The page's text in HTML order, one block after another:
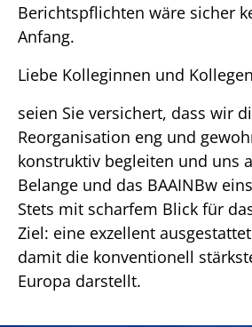
Berichtspflichten wäre sicher
Anfang.
Liebe Kolleginnen und
seien Sie versichert, dass wir
Reorganisation eng und
konstruktiv begleiten und uns
Belange und das BAAINBw
Stets mit scharfem Blick für
Ziel: eine exzellent
damit die konventionell
Europa darstellt.